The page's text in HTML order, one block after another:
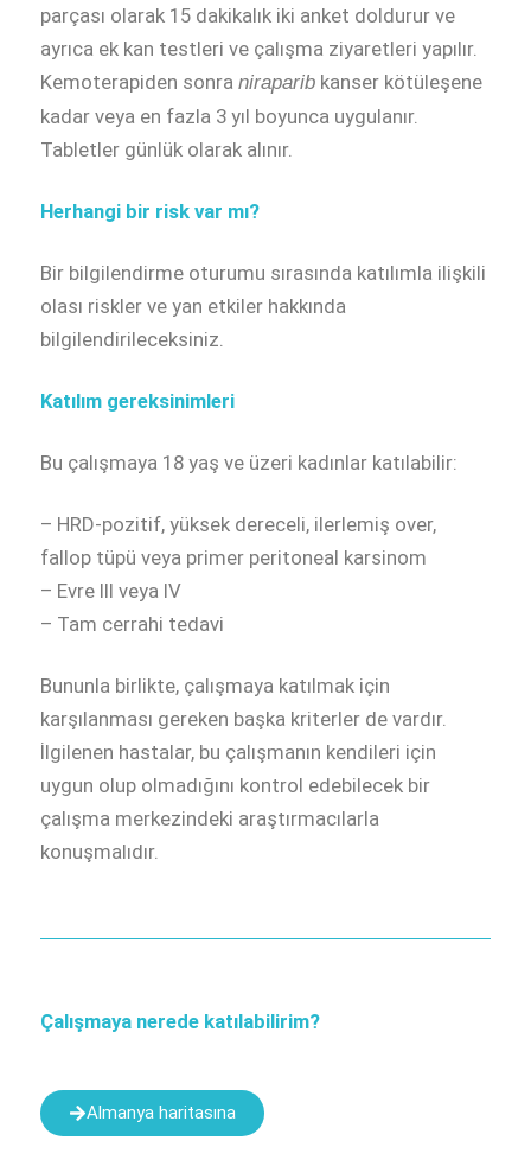
parçası olarak 15 dakikalık iki anket doldurur ve
ayrıca ek kan testleri ve çalışma ziyaretleri yapılır.
Kemoterapiden sonra niraparib kanser kötüleşene
kadar veya en fazla 3 yıl boyunca uygulanır.
Tabletler günlük olarak alınır.
Herhangi bir risk var mı?
Bir bilgilendirme oturumu sırasında katılımla ilişkili
olası riskler ve yan etkiler hakkında
bilgilendirileceksiniz.
Katılım gereksinimleri
Bu çalışmaya 18 yaş ve üzeri kadınlar katılabilir:
– HRD-pozitif, yüksek dereceli, ilerlemiş over,
fallop tüpü veya primer peritoneal karsinom
– Evre III veya IV
– Tam cerrahi tedavi
Bununla birlikte, çalışmaya katılmak için
karşılanması gereken başka kriterler de vardır.
İlgilenen hastalar, bu çalışmanın kendileri için
uygun olup olmadığını kontrol edebilecek bir
çalışma merkezindeki araştırmacılarla
konuşmalıdır.
Çalışmaya nerede katılabilirim?
Almanya haritasına